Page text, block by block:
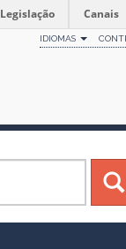
Legislação Canais
IDIOMAS